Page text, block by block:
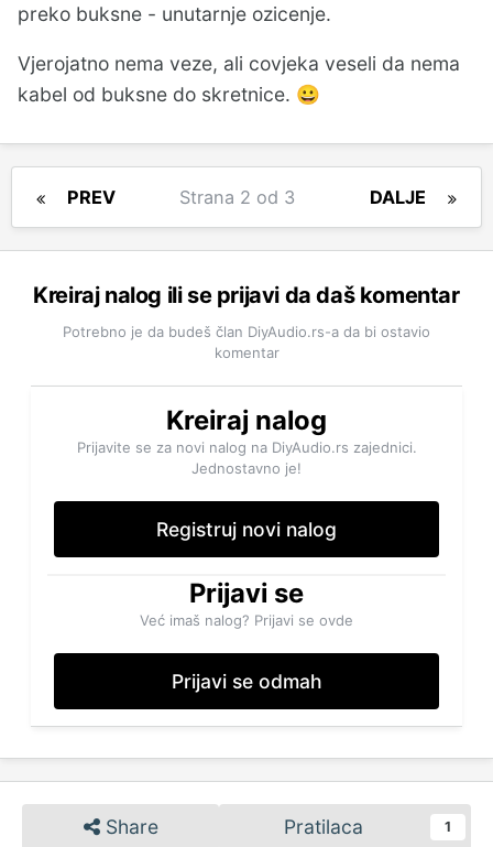
preko buksne - unutarnje ozicenje.
Vjerojatno nema veze, ali covjeka veseli da nema
kabel od buksne do skretnice. 😀
PREV DALJE
Strana 2 od 3
Kreiraj nalog ili se prijavi da daš komentar
Potrebno je da budeš član DiyAudio.rs-a da bi ostavio
komentar
Kreiraj nalog
Prijavite se za novi nalog na DiyAudio.rs zajednici.
Jednostavno je!
Registruj novi nalog
Prijavi se
Već imaš nalog? Prijavi se ovde
Prijavi se odmah
Share Pratilaca 1